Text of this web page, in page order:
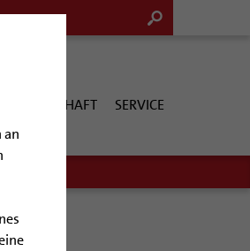
an
GESELLSCHAFT SERVICE